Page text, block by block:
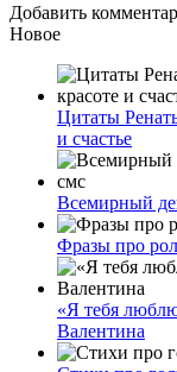
Добавить
Новое
Цитаты
и счастье
Всемирный
Фразы про
«Я тебя
Валентина